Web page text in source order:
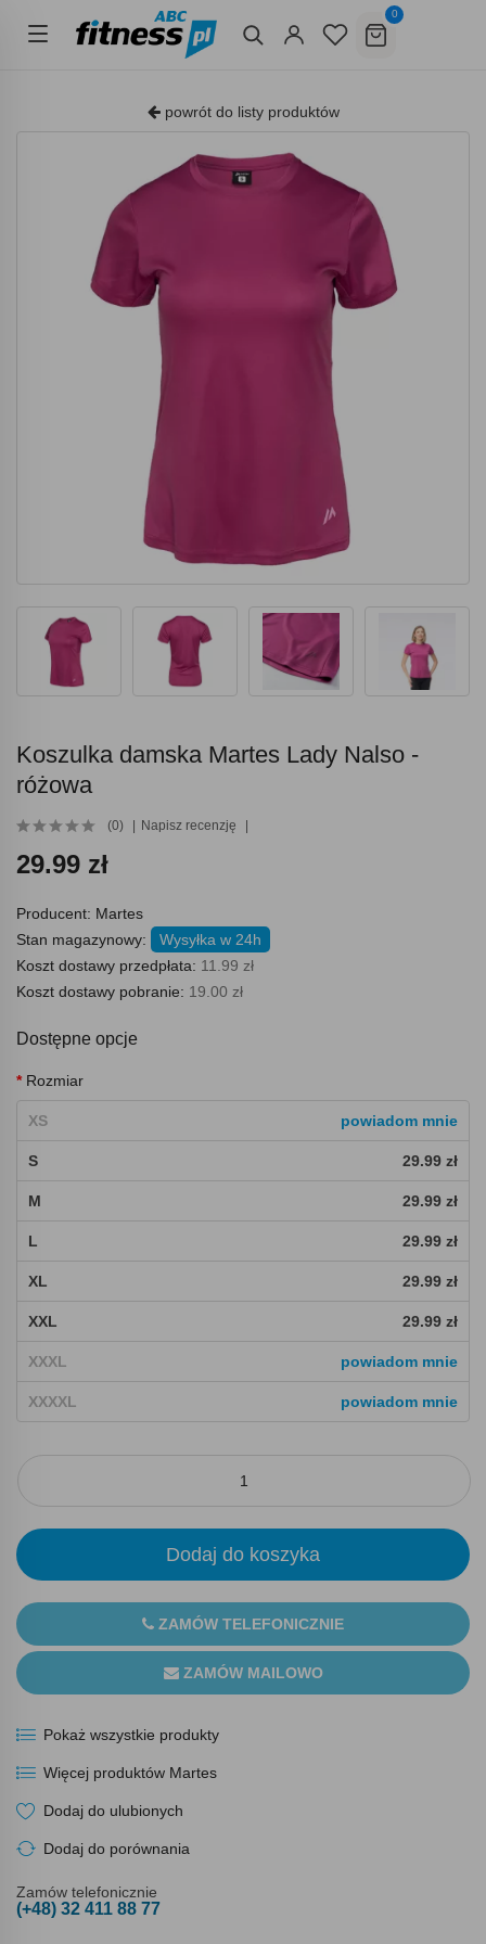
0
powrót do listy produktów
Koszulka damska Martes Lady Nalso -
różowa
(0) Napisz recenzję
29.99 zł
Producent: Martes
Stan magazynowy:
Wysyłka w 24h
Koszt dostawy przedpłata: 11.99 zł
Koszt dostawy pobranie: 19.00 zł
Dostępne opcje
Rozmiar
XS powiadom mnie
S 29.99 zł
M 29.99 zł
L 29.99 zł
XL 29.99 zł
XXL 29.99 zł
XXXL powiadom mnie
XXXXL powiadom mnie
Dodaj do koszyka
ZAMÓW TELEFONICZNIE
ZAMÓW MAILOWO
Pokaż wszystkie produkty
Więcej produktów Martes
Dodaj do ulubionych
Dodaj do porównania
Zamów telefonicznie
(+48) 32 411 88 77